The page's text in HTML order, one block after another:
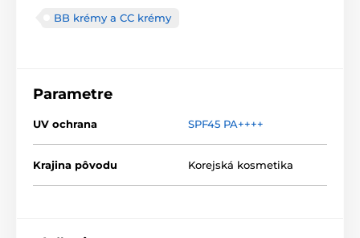
BB krémy a CC krémy
Parametre
UV ochrana SPF45 PA++++
Krajina pôvodu Korejská kosmetika